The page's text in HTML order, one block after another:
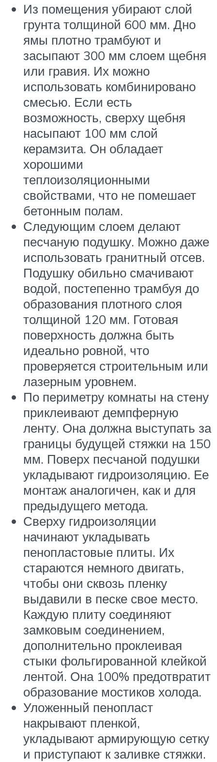
Из помещения убирают слой
грунта толщиной 600 мм. Дно
ямы плотно трамбуют и
засыпают 300 мм слоем щебня
или гравия. Их можно
использовать комбинировано
смесью. Если есть
возможность, сверху щебня
насыпают 100 мм слой
керамзита. Он обладает
хорошими
теплоизоляционными
свойствами, что не помешает
бетонным полам.
Следующим слоем делают
песчаную подушку. Можно даже
использовать гранитный отсев.
Подушку обильно смачивают
водой, постепенно трамбуя до
образования плотного слоя
толщиной 120 мм. Готовая
поверхность должна быть
идеально ровной, что
проверяется строительным или
лазерным уровнем.
По периметру комнаты на стену
приклеивают демпферную
ленту. Она должна выступать за
границы будущей стяжки на 150
мм. Поверх песчаной подушки
укладывают гидроизоляцию. Ее
монтаж аналогичен, как и для
предыдущего метода.
Сверху гидроизоляции
начинают укладывать
пенопластовые плиты. Их
стараются немного двигать,
чтобы они сквозь пленку
выдавили в песке свое место.
Каждую плиту соединяют
замковым соединением,
дополнительно проклеивая
стыки фольгированной клейкой
лентой. Она 100% предотвратит
образование мостиков холода.
Уложенный пенопласт
накрывают пленкой,
укладывают армирующую сетку
и приступают к заливке стяжки.